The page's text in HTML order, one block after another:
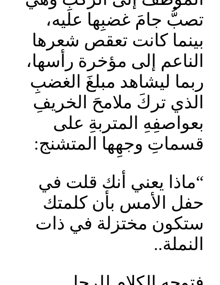
تصبُّ جامَ غضبِها عليه،
بينما كانت تعقص شعرها
الناعم إلى مؤخرة رأسها،
ربما ليشاهد مبلغَ الغضبِ
الذي تركَ ملامحَ الخريفِ
بعواصفِهِ المتربةِ على
قسماتِ وجهِها المتشنج:
“ماذا يعني أنك قلت في
حفل الأمس بأن كلمتك
ستكون مختزلة في ذات
النملة..